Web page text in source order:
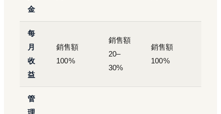
金
每
月
收
益
銷售額
100%
銷售額
20–
30%
銷售額
100%
管
理